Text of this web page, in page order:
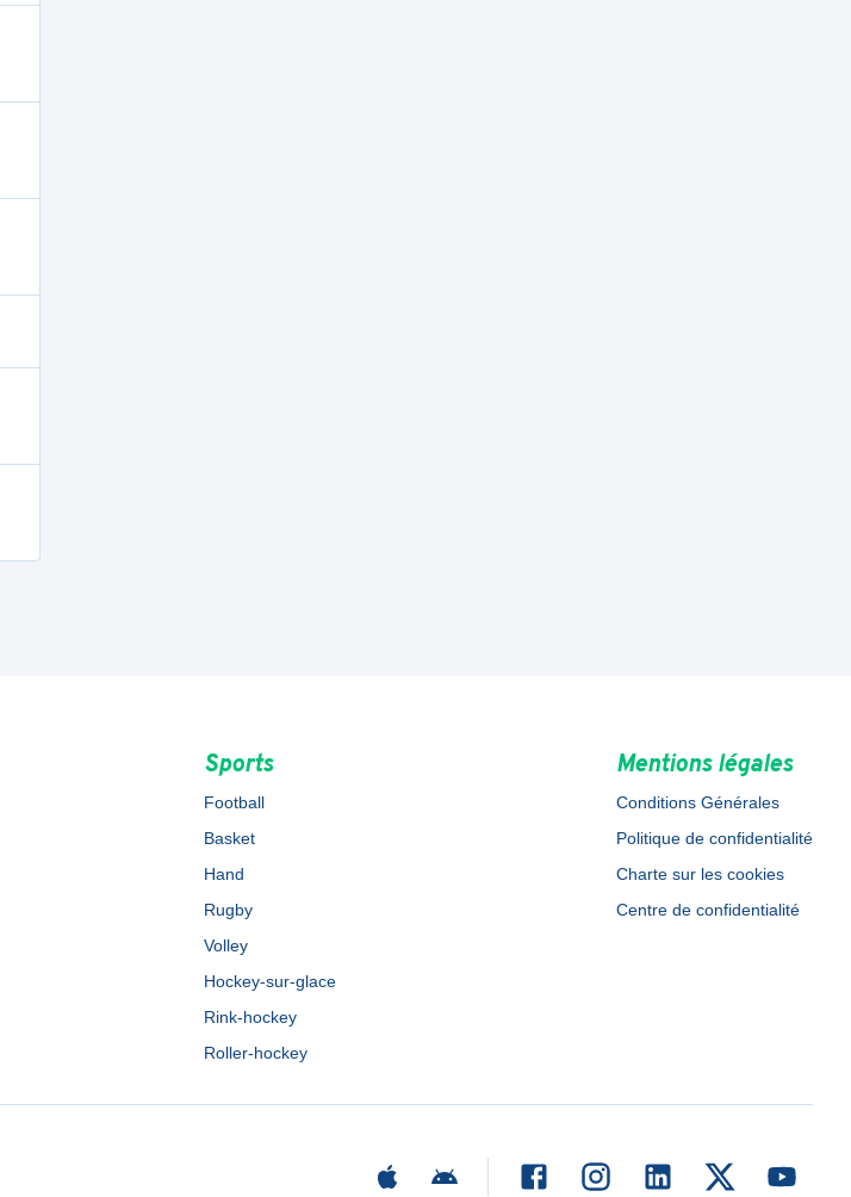
Sports
Football
Basket
Hand
Rugby
Volley
Hockey-sur-glace
Rink-hockey
Roller-hockey
Mentions légales
Conditions Générales
Politique de confidentialité
Charte sur les cookies
Centre de confidentialité